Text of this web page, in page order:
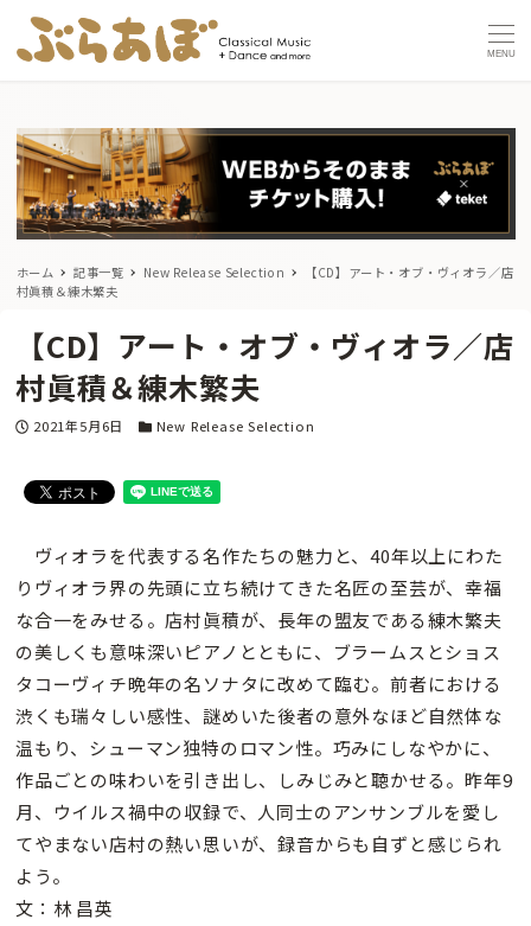
MENU
ホーム 記事一覧 New Release Selection
【CD】アート・オブ・ヴィオラ／店
村眞積＆練木繁夫
【CD】アート・オブ・ヴィオラ／店
村眞積＆練木繁夫
投稿日
2021年5月6日 カテゴリー
New Release Selection
ヴィオラを代表する名作たちの魅力と、40年以上にわた
りヴィオラ界の先頭に立ち続けてきた名匠の至芸が、幸福
な合一をみせる。店村眞積が、長年の盟友である練木繁夫
の美しくも意味深いピアノとともに、ブラームスとショス
タコーヴィチ晩年の名ソナタに改めて臨む。前者における
渋くも瑞々しい感性、謎めいた後者の意外なほど自然体な
温もり、シューマン独特のロマン性。巧みにしなやかに、
作品ごとの味わいを引き出し、しみじみと聴かせる。昨年9
月、ウイルス禍中の収録で、人同士のアンサンブルを愛し
てやまない店村の熱い思いが、録音からも自ずと感じられ
よう。
文：林 昌英